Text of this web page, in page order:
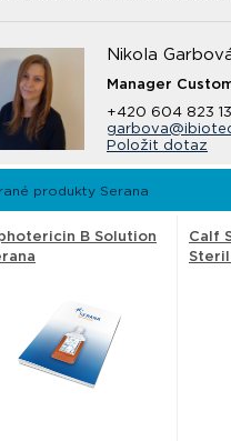
Nikola
Manager
+420 604 823
Položit dotaz
produkty Serana
B Solution
Calf